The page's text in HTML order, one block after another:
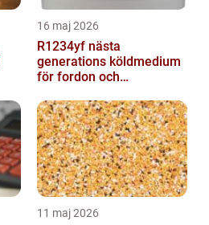
16 maj 2026
R1234yf nästa
generations köldmedium
för fordon och
11 maj 2026